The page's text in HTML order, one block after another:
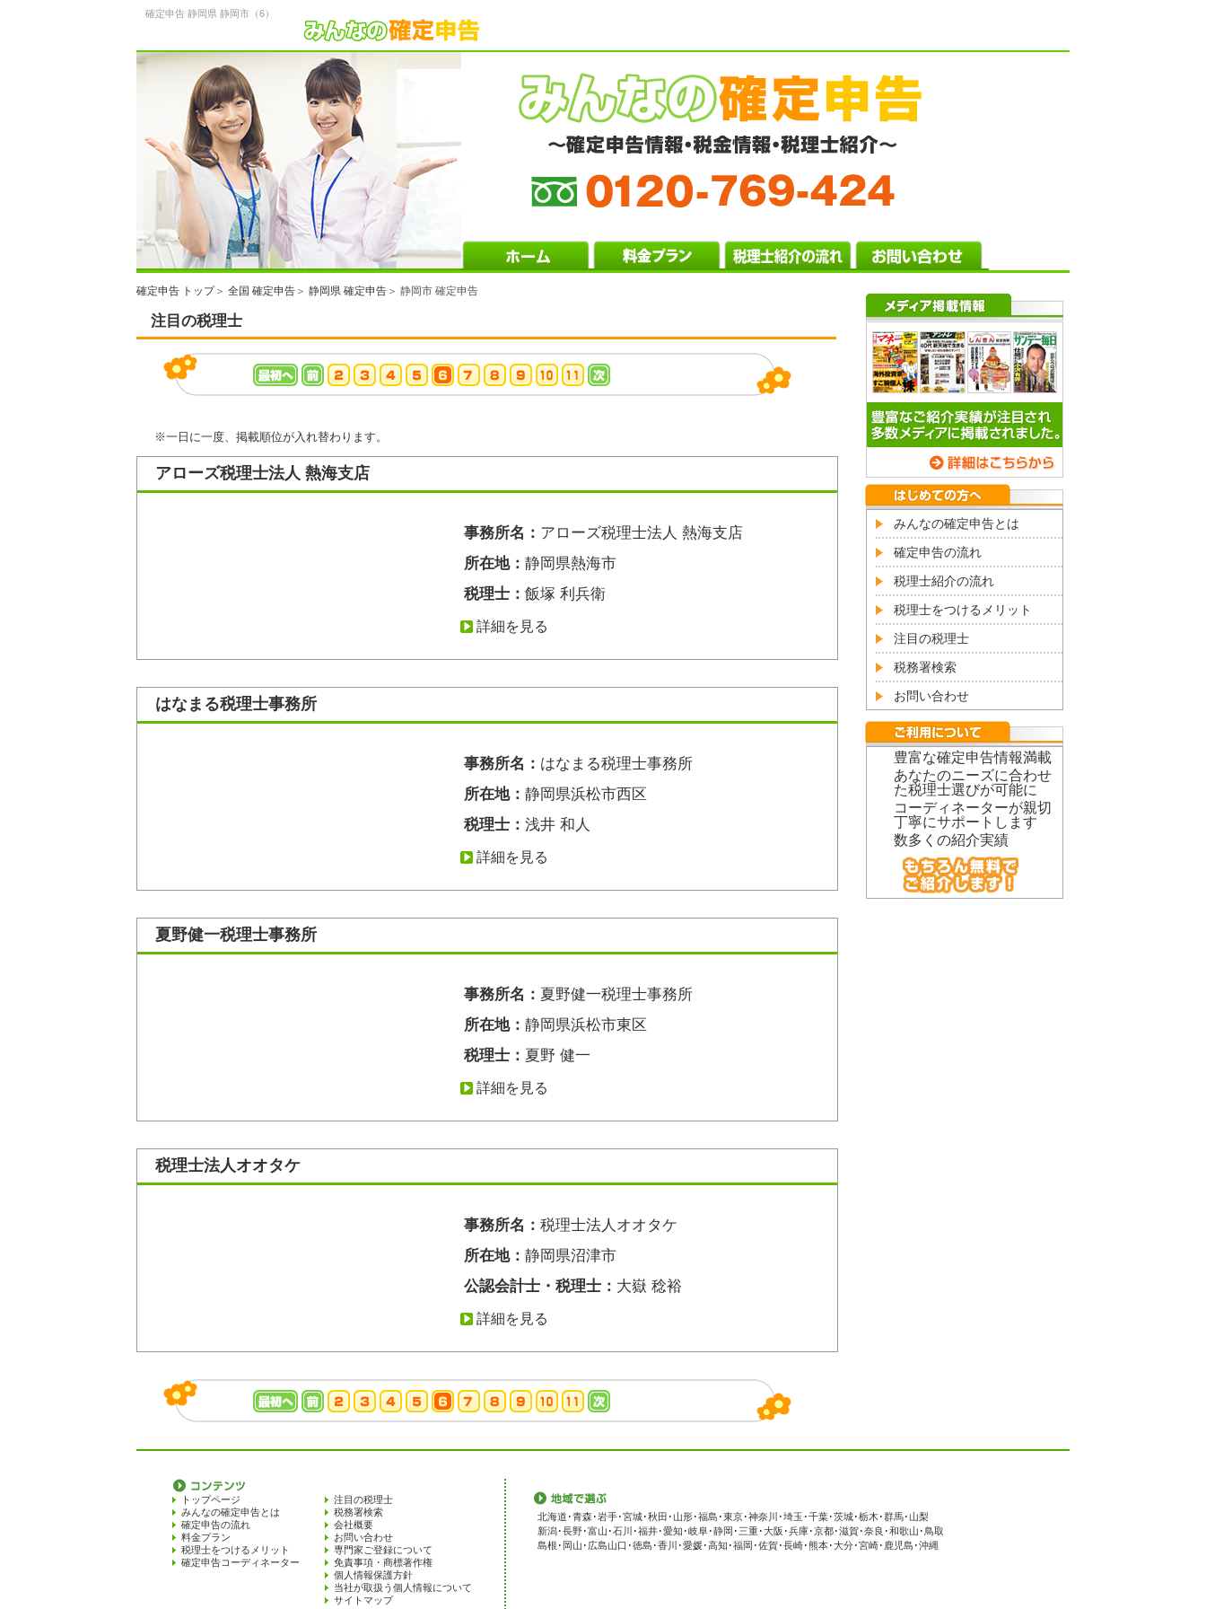
確定申告 静岡県 静岡市（6）
確定申告 トップ＞ 全国 確定申告 ＞ 静岡県 確定申告 ＞ 静岡市 確定申告
注目の税理士
※一日に一度、掲載順位が入れ替わります。
アローズ税理士法人 熱海支店
事務所名： アローズ税理士法人 熱海支店
所在地： 静岡県熱海市
税理士： 飯塚 利兵衛
詳細を見る
はなまる税理士事務所
事務所名： はなまる税理士事務所
所在地： 静岡県浜松市西区
税理士： 浅井 和人
詳細を見る
夏野健一税理士事務所
事務所名： 夏野健一税理士事務所
所在地： 静岡県浜松市東区
税理士： 夏野 健一
詳細を見る
税理士法人オオタケ
事務所名： 税理士法人オオタケ
所在地： 静岡県沼津市
公認会計士・税理士： 大嶽 稔裕
詳細を見る
みんなの確定申告とは
確定申告の流れ
税理士紹介の流れ
税理士をつけるメリット
注目の税理士
税務署検索
お問い合わせ
豊富な確定申告情報満載
あなたのニーズに合わせ
た税理士選びが可能に
コーディネーターが親切
丁寧にサポートします
数多くの紹介実績
トップページ
みんなの確定申告とは
確定申告の流れ
料金プラン
税理士をつけるメリット
確定申告コーディネーター
注目の税理士
税務署検索
会社概要
お問い合わせ
専門家ご登録について
免責事項・商標著作権
個人情報保護方針
当社が取扱う個人情報について
サイトマップ
北海道 ･青森･岩手･宮城･秋田 ･ 山形･福島 ･東京･神奈川 ･埼玉 ･千葉･茨城･栃木 ･群馬･ 山梨
新潟･長野･富山 ･石川 ･福井･愛知 ･岐阜･静岡 ･ 三重･大阪 ･兵庫･京都･滋賀･奈良 ･和歌山 ･ 鳥取
島根 ･ 岡山 ･ 広島山口 ･徳島 ･香川 ･愛媛･高知 ･福岡 ･佐賀･長崎･熊本･大分･宮崎･ 鹿児島 ･沖縄